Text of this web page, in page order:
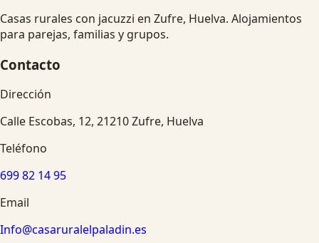
Casas rurales con jacuzzi en Zufre, Huelva. Alojamientos
para parejas, familias y grupos.
Contacto
Dirección
Calle Escobas, 12, 21210 Zufre, Huelva
Teléfono
699 82 14 95
Email
Info@casaruralelpaladin.es